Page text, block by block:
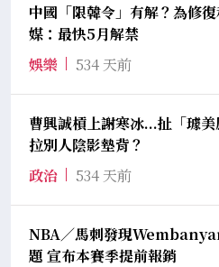
中國「限韓令」有解？為修
媒：最快5月解禁
娛樂
534 天前
曹興誠槓上謝寒冰...扯「璩美
拉別人陰影墊背？
政治
534 天前
NBA／馬刺發現
題 宣布本賽季提前報銷